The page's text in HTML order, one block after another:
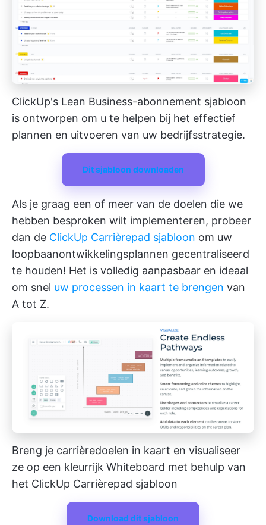
ClickUp's Lean Business-abonnement sjabloon
is ontworpen om u te helpen bij het effectief
plannen en uitvoeren van uw bedrijfsstrategie.
Dit sjabloon downloaden
Als je graag een of meer van de doelen die we
hebben besproken wilt implementeren, probeer
dan de ClickUp Carrièrepad sjabloon om uw
loopbaanontwikkelingsplannen gecentraliseerd
te houden! Het is volledig aanpasbaar en ideaal
om snel uw processen in kaart te brengen van
A tot Z.
Breng je carrièredoelen in kaart en visualiseer
ze op een kleurrijk Whiteboard met behulp van
het ClickUp Carrièrepad sjabloon
Download dit sjabloon